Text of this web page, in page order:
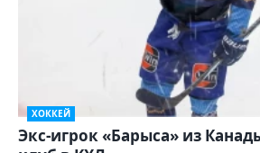
ХОККЕЙ
Экс-игрок «Барыса» из